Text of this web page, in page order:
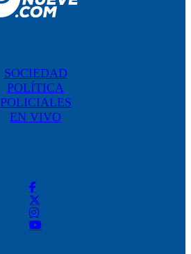
SOCIEDAD
POLÍTICA
POLICIALES
EN VIVO